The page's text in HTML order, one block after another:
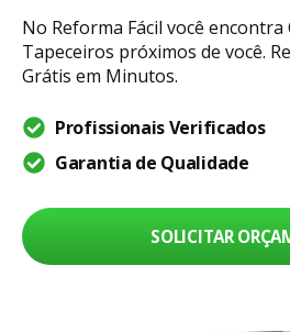
Sou um profissional
Ajuda
No Reforma Fácil você
Tapeceiros próximos de você.
Grátis em Minutos.
Profissionais Verificados
Garantia de Qualidade
SOLICITAR